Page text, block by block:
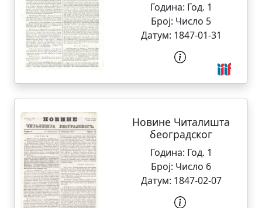
Година: Год. 1
Број: Число 5
Датум: 1847-01-31
Новине Читалишта
београдског
Година: Год. 1
Број: Число 6
Датум: 1847-02-07